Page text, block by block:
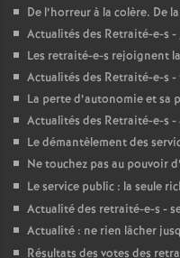
De l’horreur à la colère. De
Actualités des Retraité-e-s
Les retraité-e-s rejoignent
Actualités des Retraité-e-s
La perte d’autonomie et sa
Actualités des Retraité-e-s -
Le démantèlement des
Ne touchez pas au pouvoir
Le service public : la seule
Actualité des retraité-e-s -
Actualité : ne rien lâcher
Résultats des votes des